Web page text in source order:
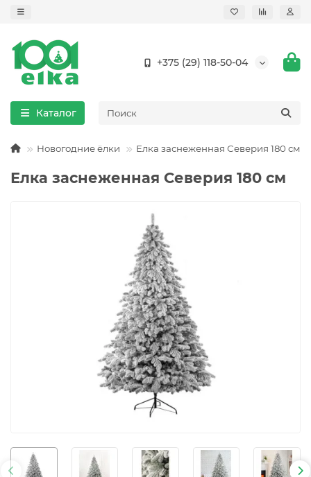
+375 (29) 118-50-04
Каталог
Новогодние ёлки Елка заснеженная Северия 180 см
Елка заснеженная Северия 180 см